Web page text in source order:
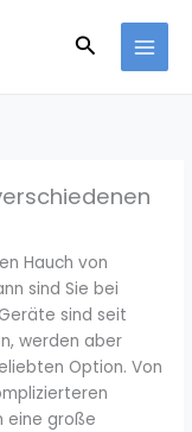
Search
Hauch von
sind Sie bei
sind seit
werden aber
Option. Von
eine große